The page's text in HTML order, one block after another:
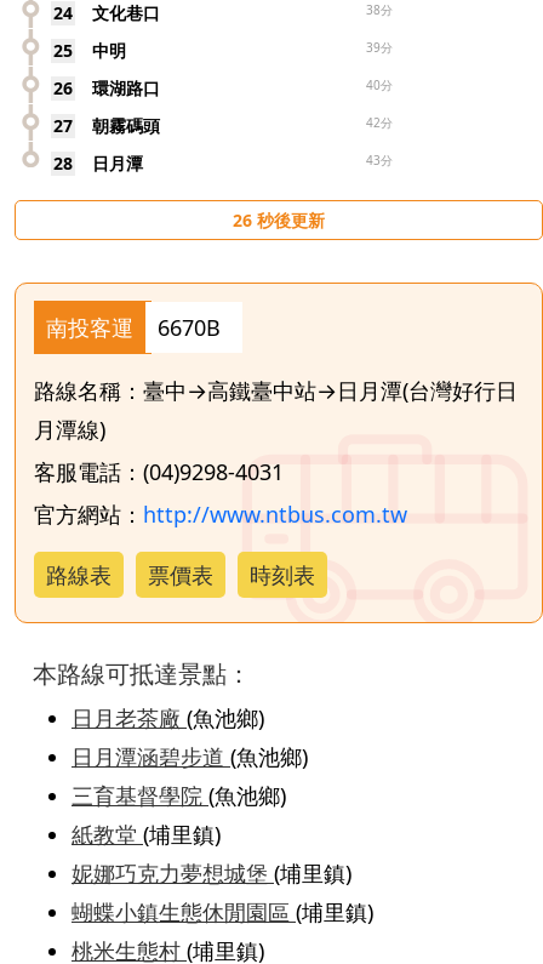
24 文化巷口 38分
25 中明 39分
26 環湖路口 40分
27 朝霧碼頭 42分
28 日月潭 43分
26 秒後更新
南投客運 6670B
路線名稱：臺中→高鐵臺中站→日月潭(台灣好行日
月潭線)
客服電話：(04)9298-4031
官方網站： http://www.ntbus.com.tw
路線表 票價表 時刻表
本路線可抵達景點：
日月老茶廠 (魚池鄉)
日月潭涵碧步道 (魚池鄉)
三育基督學院 (魚池鄉)
紙教堂 (埔里鎮)
妮娜巧克力夢想城堡 (埔里鎮)
蝴蝶小鎮生態休閒園區 (埔里鎮)
桃米生態村 (埔里鎮)